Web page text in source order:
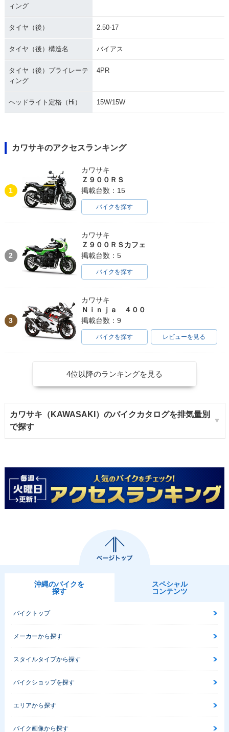
ィング
タイヤ（後） 2.50-17
タイヤ（後）構造名 バイアス
タイヤ（後）プライレーテ
ィング
4PR
ヘッドライト定格（Hi） 15W/15W
カワサキのアクセスランキング
1
カワサキ
Ｚ９００ＲＳ
掲載台数：15
バイクを探す
2
カワサキ
Ｚ９００ＲＳカフェ
掲載台数：5
バイクを探す
3
カワサキ
Ｎｉｎｊａ ４００
掲載台数：9
バイクを探す レビューを見る
4位以降のランキングを見る
カワサキ（KAWASAKI）のバイクカタログを排気量別
で探す
沖縄のバイクを
探す
スペシャル
コンテンツ
バイクトップ
メーカーから探す
スタイルタイプから探す
バイクショップを探す
エリアから探す
バイク画像から探す